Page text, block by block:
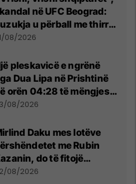
në UFC Beograd:
u përball me thirrje
shqiptare nga
08/2026
pleskavicë e ngrënë
Dua Lipa në Prishtinë
orën 04:28 të mëngjesit
bota digjitale serbe
08/2026
Daku mes lotëve
me Rubin
do të fitojë
te Spartak Moska
08/2026